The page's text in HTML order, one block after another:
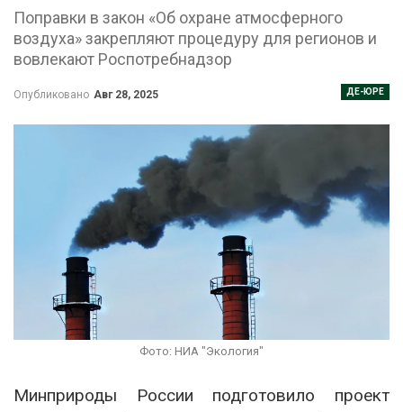
Поправки в закон «Об охране атмосферного
воздуха» закрепляют процедуру для регионов и
вовлекают Роспотребнадзор
ДЕ-ЮРЕ
Опубликовано Авг 28, 2025
Фото: НИА "Экология"
Минприроды России подготовило проект